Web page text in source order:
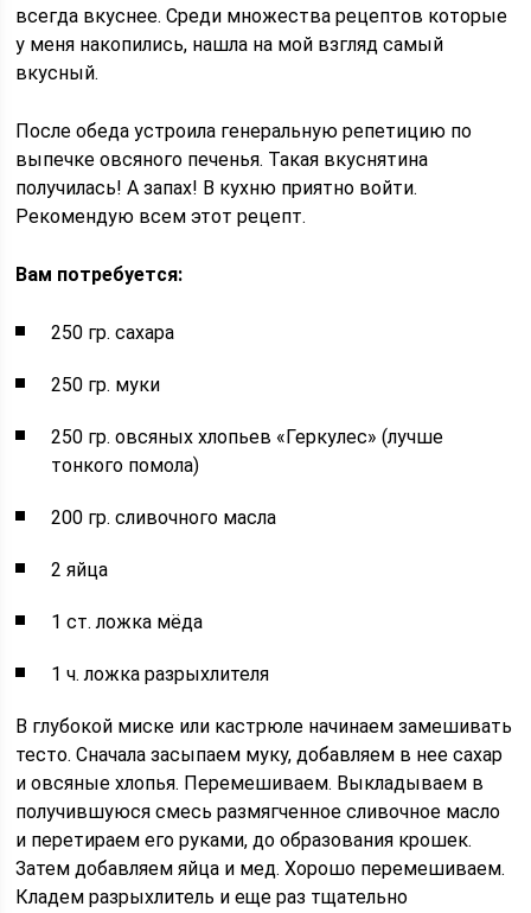
всегда вкуснее. Среди множества рецептов которые
у меня накопились, нашла на мой взгляд самый
вкусный.
После обеда устроила генеральную репетицию по
выпечке овсяного печенья. Такая вкуснятина
получилась! А запах! В кухню приятно войти.
Рекомендую всем этот рецепт.
Вам потребуется:
250 гр. сахара
250 гр. муки
250 гр. овсяных хлопьев «Геркулес» (лучше
тонкого помола)
200 гр. сливочного масла
2 яйца
1 ст. ложка мёда
1 ч. ложка разрыхлителя
В глубокой миске или кастрюле начинаем замешивать
тесто. Сначала засыпаем муку, добавляем в нее сахар
и овсяные хлопья. Перемешиваем. Выкладываем в
получившуюся смесь размягченное сливочное масло
и перетираем его руками, до образования крошек.
Затем добавляем яйца и мед. Хорошо перемешиваем.
Кладем разрыхлитель и еще раз тщательно